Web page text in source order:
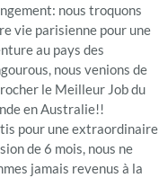
nous troquons
vie parisienne pour une
au pays des
nous venions de
le Meilleur Job du
en Australie!!
pour une extraordinaire
de 6 mois, nous ne
jamais revenus à la